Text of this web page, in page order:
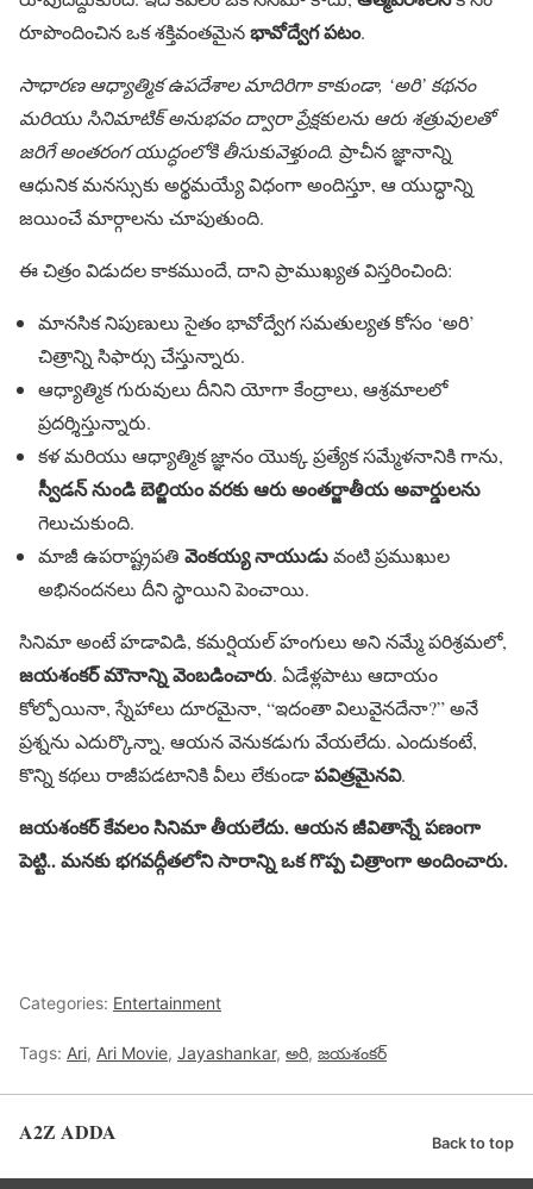
రూపొందించిన ఒక శక్తివంతమైనభావోద్వేగ పటం.
సాధారణ ఆధ్యాత్మిక ఉపదేశాల మాదిరిగా కాకుండా, ‘అరి’ కథనం
మరియు సినిమాటిక్ అనుభవం ద్వారా ప్రేక్షకులను ఆరు శత్రువులతో
జరిగే అంతరంగ యుద్ధంలోకి తీసుకువెళ్తుంది. ప్రాచీన జ్ఞానాన్ని
ఆధునిక మనస్సుకు అర్థమయ్యే విధంగా అందిస్తూ, ఆ యుద్ధాన్ని
జయించే మార్గాలను చూపుతుంది.
ఈ చిత్రం విడుదల కాకముందే, దాని ప్రాముఖ్యత విస్తరించింది:
మానసిక నిపుణులు సైతం భావోద్వేగ సమతుల్యత కోసం ‘అరి’
చిత్రాన్ని సిఫార్సు చేస్తున్నారు.
ఆధ్యాత్మిక గురువులు దీనిని యోగా కేంద్రాలు, ఆశ్రమాలలో
ప్రదర్శిస్తున్నారు.
కళ మరియు ఆధ్యాత్మిక జ్ఞానం యొక్క ప్రత్యేక సమ్మేళనానికి గాను,
స్వీడన్ నుండి బెల్జియం వరకు ఆరు అంతర్జాతీయ అవార్డులను
గెలుచుకుంది.
మాజీ ఉపరాష్ట్రపతి వెంకయ్య నాయుడువంటి ప్రముఖుల
అభినందనలు దీని స్థాయిని పెంచాయి.
సినిమా అంటే హడావిడి, కమర్షియల్ హంగులు అని నమ్మే పరిశ్రమలో,
జయశంకర్ మౌనాన్ని వెంబడించారు. ఏడేళ్లపాటు ఆదాయం
కోల్పోయినా, స్నేహాలు దూరమైనా, “ఇదంతా విలువైనదేనా?” అనే
ప్రశ్నను ఎదుర్కొన్నా, ఆయన వెనుకడుగు వేయలేదు. ఎందుకంటే,
కొన్ని కథలు రాజీపడటానికి వీలు లేకుండాపవిత్రమైనవి.
జయశంకర్ కేవలం సినిమా తీయలేదు. ఆయన జీవితాన్నే పణంగా
పెట్టి.. మనకు భగవద్గీతలోని సారాన్ని ఒక గొప్ప చిత్రాంగా అందించారు.
Categories: Entertainment
Tags: Ari, Ari Movie, Jayashankar, అరి, జయశంకర్‌
A2Z ADDA Back to top